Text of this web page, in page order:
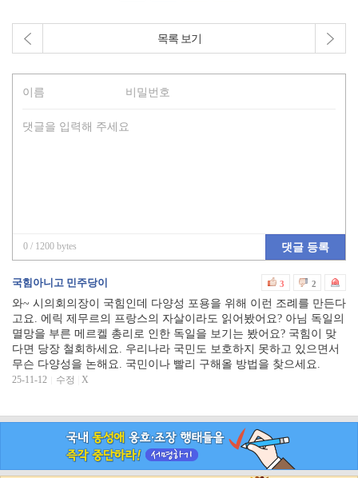
목록 보기
0 / 1200 bytes 댓글 등록
국힘아니고 민주당이 3 2
와~ 시의회의장이 국힘인데 다양성 포용을 위해 이런 조례를 만든다
고요. 에릭 제무르의 프랑스의 자살이라도 읽어봤어요? 아님 독일의
멸망을 부른 메르켈 총리로 인한 독일을 보기는 봤어요? 국힘이 맞
다면 당장 철회하세요. 우리나라 국민도 보호하지 못하고 있으면서
무슨 다양성을 논해요. 국민이나 빨리 구해올 방법을 찾으세요.
25-11-12 수정 X